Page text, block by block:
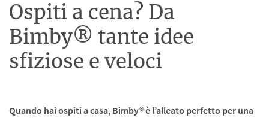
Ospiti a cena? Da
Bimby® tante idee
sfiziose e veloci
Quando hai ospiti a casa, Bimby® è l’alleato perfetto per una